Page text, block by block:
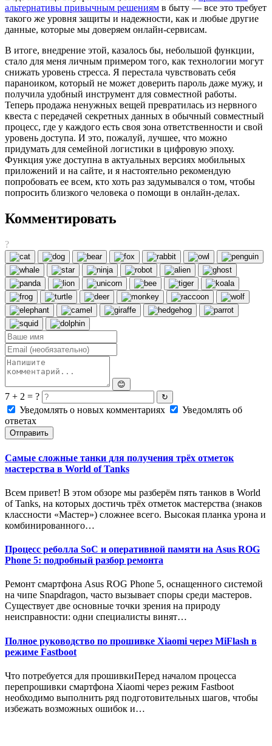
альтернативы привычным решениям в быту — все это требует
такого же уровня защиты и надежности, как и любые другие
данные, которые мы доверяем онлайн-сервисам.
В итоге, внедрение этой, казалось бы, небольшой функции,
стало для меня личным примером того, как технологии могут
снижать уровень стресса. Я перестала чувствовать себя
параноиком, который не может доверить пароль даже мужу, и
получила удобный инструмент для совместной работы.
Теперь продажа ненужных вещей превратилась из нервного
квеста с передачей секретных данных в обычный совместный
процесс, где у каждого есть своя зона ответственности и свой
уровень доступа. И это, пожалуй, лучшее, что можно
придумать для семейной логистики в цифровую эпоху.
Функция уже доступна в актуальных версиях мобильных
приложений и на сайте, и я настоятельно рекомендую
попробовать ее всем, кто хоть раз задумывался о том, чтобы
попросить близкого человека о помощи в онлайн-делах.
Комментировать
?
😊
7 + 2 = ? ↻
Уведомлять о новых комментариях
Уведомлять об
ответах
Отправить
Самые сложные танки для получения трёх отметок
мастерства в World of Tanks
Всем привет! В этом обзоре мы разберём пять танков в World
of Tanks, на которых достичь трёх отметок мастерства (знаков
классности «Мастер») сложнее всего. Высокая планка урона и
комбинированного…
Процесс реболла SoC и оперативной памяти на Asus ROG
Phone 5: подробный разбор ремонта
Ремонт смартфона Asus ROG Phone 5, оснащенного системой
на чипе Snapdragon, часто вызывает споры среди мастеров.
Существует две основные точки зрения на природу
неисправности: одни специалисты винят…
Полное руководство по прошивке Xiaomi через MiFlash в
режиме Fastboot
Что потребуется для прошивкиПеред началом процесса
перепрошивки смартфона Xiaomi через режим Fastboot
необходимо выполнить ряд подготовительных шагов, чтобы
избежать возможных ошибок и…